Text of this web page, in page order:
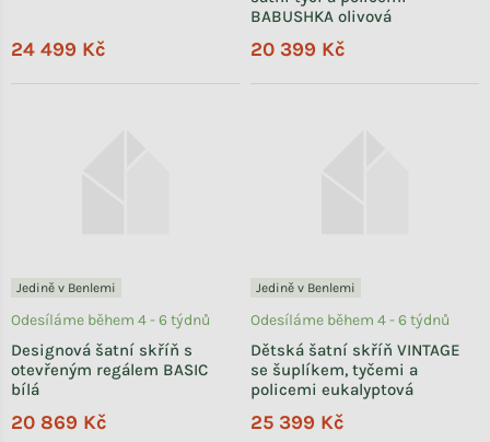
24 499 Kč
BABUSHKA olivová
20 399 Kč
Jedině v Benlemi
Designová šatní skříň s
otevřeným regálem BASIC
bílá
Odesíláme během 4 - 6 týdnů
20 869 Kč
Jedině v Benlemi
Dětská šatní skříň VINTAGE
se šuplíkem, tyčemi a
policemi eukalyptová
Odesíláme během 4 - 6 týdnů
25 399 Kč